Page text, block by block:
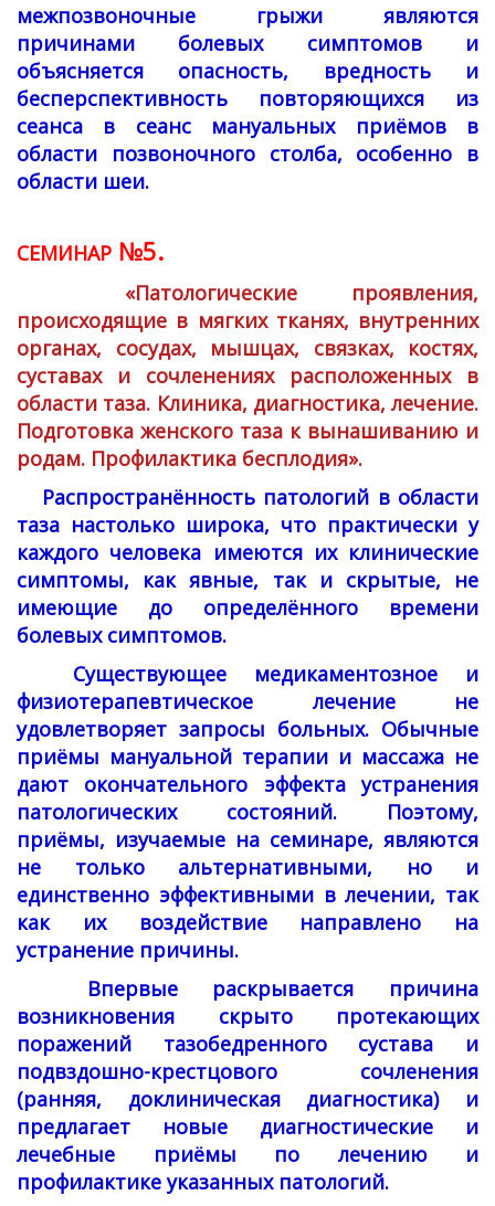
межпозвоночные грыжи являются
причинами болевых симптомов и
объясняется опасность, вредность и
бесперспективность повторяющихся из
сеанса в сеанс мануальных приёмов в
области позвоночного столба, особенно в
области шеи.
СЕМИНАР №5.
«Патологические проявления,
происходящие в мягких тканях, внутренних
органах, сосудах, мышцах, связках, костях,
суставах и сочленениях расположенных в
области таза. Клиника, диагностика, лечение.
Подготовка женского таза к вынашиванию и
родам. Профилактика бесплодия».
Распространённость патологий в области
таза настолько широка, что практически у
каждого человека имеются их клинические
симптомы, как явные, так и скрытые, не
имеющие до определённого времени
болевых симптомов.
Существующее медикаментозное и
физиотерапевтическое лечение не
удовлетворяет запросы больных. Обычные
приёмы мануальной терапии и массажа не
дают окончательного эффекта устранения
патологических состояний. Поэтому,
приёмы, изучаемые на семинаре, являются
не только альтернативными, но и
единственно эффективными в лечении, так
как их воздействие направлено на
устранение причины.
Впервые раскрывается причина
возникновения скрыто протекающих
поражений тазобедренного сустава и
подвздошно-крестцового сочленения
(ранняя, доклиническая диагностика) и
предлагает новые диагностические и
лечебные приёмы по лечению и
профилактике указанных патологий.